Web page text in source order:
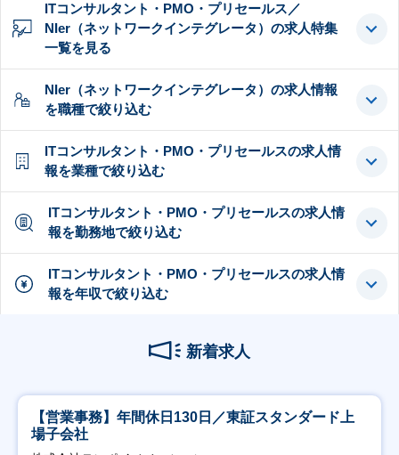
ITコンサルタント・PMO・プリセールス／
NIer（ネットワークインテグレータ）の求人特集
一覧を見る
NIer（ネットワークインテグレータ）の求人情報
を職種で絞り込む
ITコンサルタント・PMO・プリセールスの求人情
報を業種で絞り込む
ITコンサルタント・PMO・プリセールスの求人情
報を勤務地で絞り込む
ITコンサルタント・PMO・プリセールスの求人情
報を年収で絞り込む
新着求人
【営業事務】年間休日130日／東証スタンダード上
場子会社